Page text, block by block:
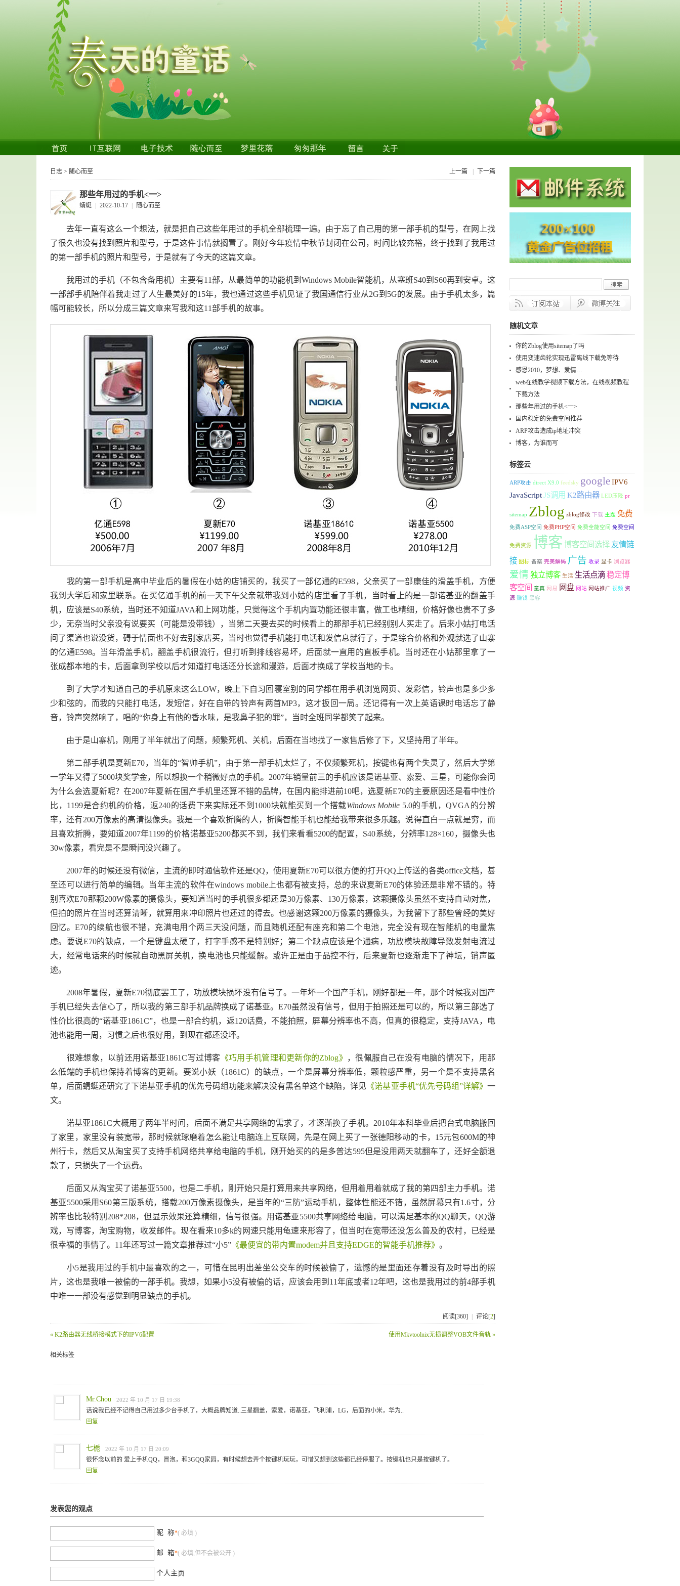
日志 > 随心而至 上一篇 下一篇
那些年用过的手机<一>
蜻蜓 2022-10-17 随心而至
去年一直有这么一个想法，就是把自己这些年用过的手机全部梳理一遍。由于忘了自己用的第一部手机的型号，在网上找
了很久也没有找到照片和型号，于是这件事情就搁置了。刚好今年疫情中秋节封闭在公司，时间比较充裕，终于找到了我用过
的第一部手机的照片和型号，于是就有了今天的这篇文章。
我用过的手机（不包含备用机）主要有11部，从最简单的功能机到Windows Mobile智能机，从塞班S40到S60再到安卓。这
一部部手机陪伴着我走过了人生最美好的15年，我也通过这些手机见证了我国通信行业从2G到5G的发展。由于手机太多，篇
幅可能较长，所以分成三篇文章来写我和这11部手机的故事。
我的第一部手机是高中毕业后的暑假在小姑的店铺买的，我买了一部亿通的E598，父亲买了一部康佳的滑盖手机，方便
我到大学后和家里联系。在买亿通手机的前一天下午父亲就带我到小姑的店里看了手机，当时看上的是一部诺基亚的翻盖手
机，应该是S40系统，当时还不知道JAVA和上网功能，只觉得这个手机内置功能还很丰富，做工也精细，价格好像也贵不了多
少，无奈当时父亲没有说要买（可能是没带钱），当第二天要去买的时候看上的那部手机已经别别人买走了。后来小姑打电话
问了渠道也说没货，碍于情面也不好去别家店买，当时也觉得手机能打电话和发信息就行了，于是综合价格和外观就选了山寨
的亿通E598。当年滑盖手机，翻盖手机很流行，但打听到排线容易坏，后面就一直用的直板手机。当时还在小姑那里拿了一
张成都本地的卡，后面拿到学校以后才知道打电话还分长途和漫游，后面才换成了学校当地的卡。
到了大学才知道自己的手机原来这么LOW，晚上下自习回寝室别的同学都在用手机浏览网页、发彩信，铃声也是多少多
少和弦的，而我的只能打电话，发短信，好在自带的铃声有两首MP3，这才扳回一局。还记得有一次上英语课时电话忘了静
音，铃声突然响了，唱的“你身上有他的香水味，是我鼻子犯的罪”，当时全班同学都笑了起来。
由于是山寨机，刚用了半年就出了问题，频繁死机、关机，后面在当地找了一家售后修了下，又坚持用了半年。
第二部手机是夏新E70，当年的“智帅手机”，由于第一部手机太烂了，不仅频繁死机，按键也有两个失灵了，然后大学第
一学年又得了5000块奖学金，所以想换一个稍微好点的手机。2007年销量前三的手机应该是诺基亚、索爱、三星，可能你会问
为什么会选夏新呢？在2007年夏新在国产手机里还算不错的品牌，在国内能排进前10吧，选夏新E70的主要原因还是看中性价
比，1199是合约机的价格，返240的话费下来实际还不到1000块就能买到一个搭载Windows Mobile 5.0的手机，QVGA的分辨
率，还有200万像素的高清摄像头。我是一个喜欢折腾的人，折腾智能手机也能给我带来很多乐趣。说得直白一点就是穷，而
且喜欢折腾，要知道2007年1199的价格诺基亚5200都买不到，我们来看看5200的配置，S40系统，分辨率128×160，摄像头也
30w像素，看完是不是瞬间没兴趣了。
2007年的时候还没有微信，主流的即时通信软件还是QQ，使用夏新E70可以很方便的打开QQ上传送的各类office文档，甚
至还可以进行简单的编辑。当年主流的软件在windows mobile上也都有被支持，总的来说夏新E70的体验还是非常不错的。特
别喜欢E70那颗200W像素的摄像头，要知道当时的手机很多都还是30万像素、130万像素，这颗摄像头虽然不支持自动对焦，
但拍的照片在当时还算清晰，就算用来冲印照片也还过的得去。也感谢这颗200万像素的摄像头，为我留下了那些曾经的美好
回忆。E70的续航也很不错，充满电用个两三天没问题，而且随机还配有座充和第二个电池，完全没有现在智能机的电量焦
虑。要说E70的缺点，一个是键盘太硬了，打字手感不是特别好；第二个缺点应该是个通病，功放模块故障导致发射电流过
大，经常电话来的时候就自动黑屏关机，换电池也只能缓解。或许正是由于品控不行，后来夏新也逐渐走下了神坛，销声匿
迹。
2008年暑假，夏新E70彻底罢工了，功放模块损坏没有信号了。一年坏一个国产手机，刚好都是一年，那个时候我对国产
手机已经失去信心了，所以我的第三部手机品牌换成了诺基亚。E70虽然没有信号，但用于拍照还是可以的，所以第三部选了
性价比很高的“诺基亚1861C”，也是一部合约机，返120话费，不能拍照，屏幕分辨率也不高，但真的很稳定，支持JAVA，电
池也能用一周，习惯之后也很好用，到现在都还没坏。
很难想象，以前还用诺基亚1861C写过博客 《巧用手机管理和更新你的Zblog》 ，很佩服自己在没有电脑的情况下，用那
么低端的手机也保持着博客的更新。要说小妖（1861C）的缺点，一个是屏幕分辨率低，颗粒感严重，另一个是不支持黑名
单，后面蜻蜓还研究了下诺基亚手机的优先号码组功能来解决没有黑名单这个缺陷，详见 《诺基亚手机“优先号码组”详解》一
文。
诺基亚1861C大概用了两年半时间，后面不满足共享网络的需求了，才逐渐换了手机。2010年本科毕业后把台式电脑搬回
了家里，家里没有装宽带，那时候就琢磨着怎么能让电脑连上互联网，先是在网上买了一张德阳移动的卡，15元包600M的神
州行卡，然后又从淘宝买了支持手机网络共享给电脑的手机，刚开始买的的是多普达595但是没用两天就翻车了，还好全额退
款了，只损失了一个运费。
后面又从淘宝买了诺基亚5500，也是二手机，刚开始只是打算用来共享网络，但用着用着就成了我的第四部主力手机。诺
基亚5500采用S60第三版系统，搭载200万像素摄像头，是当年的“三防”运动手机，整体性能还不错，虽然屏幕只有1.6寸，分
辨率也比较特别208*208，但显示效果还算精细，信号很强。用诺基亚5500共享网络给电脑，可以满足基本的QQ聊天，QQ游
戏，写博客，淘宝购物，收发邮件。现在看来10多k的网速只能用龟速来形容了，但当时在宽带还没怎么普及的农村，已经是
很幸福的事情了。11年还写过一篇文章推荐过“小5” 《最便宜的带内置modem并且支持EDGE的智能手机推荐》 。
小5是我用过的手机中最喜欢的之一，可惜在昆明出差坐公交车的时候被偷了，遗憾的是里面还存着没有及时导出的照
片，这也是我唯一被偷的一部手机。我想，如果小5没有被偷的话，应该会用到11年底或者12年吧，这也是我用过的前4部手机
中唯一一部没有感觉到明显缺点的手机。
阅读[360] 评论[2]
« K2路由器无线桥接模式下的IPV6配置 使用Mkvtoolnix无损调整VOB文件音轨 »
相关标签
Mr.Chou 2022 年 10 月 17 日 19:38
话说我已经不记得自己用过多少台手机了，大概品牌知道..三星翻盖，索爱，诺基亚，飞利浦，LG，后面的小米，华为..
回复
七栀 2022 年 10 月 17 日 20:09
很怀念以前的 爱上手机QQ，冒泡，和3GQQ家园，有时候想去弄个按键机玩玩，可惜又想到这些都已经停服了。按键机也只是按键机了。
回复
发表您的观点
昵 称*( 必填 )
邮 箱*( 必填,但不会被公开 )
个人主页
随机文章
你的Zblog使用sitemap了吗
使用变速齿轮实现迅雷离线下载免等待
感恩2010，梦想、爱情…
web在线教学视频下载方法，在线视频教程
下载方法
那些年用过的手机<一>
国内稳定的免费空间推荐
ARP攻击造成ip地址冲突
博客，为谁而写
标签云
ARP攻击 direct X9.0 feedsky googleIPV6
JavaScriptJS调用 K2路由器 LED压降 pr
sitemap Zblog zblog修改 下载 主题 免费
免费ASP空间 免费PHP空间 免费全能空间 免费空间
免费资源 博客 博客空间选择 友情链
接 图标 备案 完美解码 广告 收录 显卡 浏览器
爱情 独立博客 生活 生活点滴稳定博
客空间
童真 网易 网盘 网站 网站推广 视频 资
源 赚钱 黑客